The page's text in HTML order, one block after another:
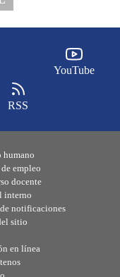
YouTube
RSS
humano
empleo
docente
interno
notificaciones
sitio
en línea